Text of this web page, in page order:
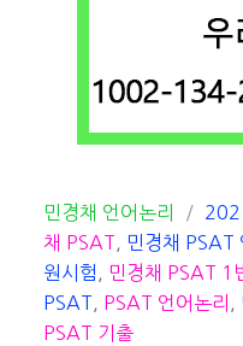
카
테
고
리
민경채 언어논리
태
그
채 PSAT
민경채 PSAT
원시험
민경채 PSAT 1
PSAT
PSAT 언어논리
PSAT 기출